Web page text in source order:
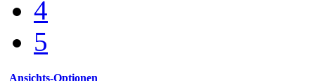
4
5
Ansichts-Optionen